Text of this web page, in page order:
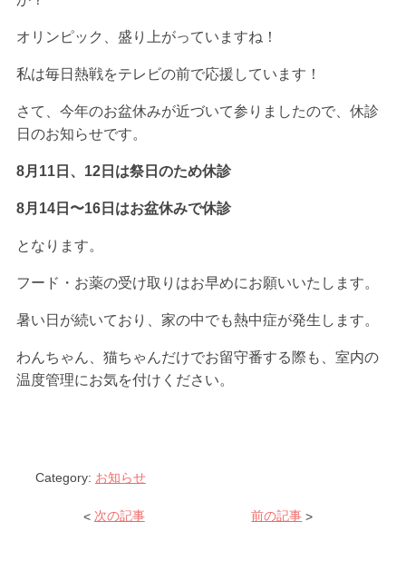
オリンピック、盛り上がっていますね！
私は毎日熱戦をテレビの前で応援しています！
さて、今年のお盆休みが近づいて参りましたので、休診
日のお知らせです。
8月11日、12日は祭日のため休診
8月14日〜16日はお盆休みで休診
となります。
フード・お薬の受け取りはお早めにお願いいたします。
暑い日が続いており、家の中でも熱中症が発生します。
わんちゃん、猫ちゃんだけでお留守番する際も、室内の
温度管理にお気を付けください。
Category: お知らせ
< 次の記事 前の記事 >